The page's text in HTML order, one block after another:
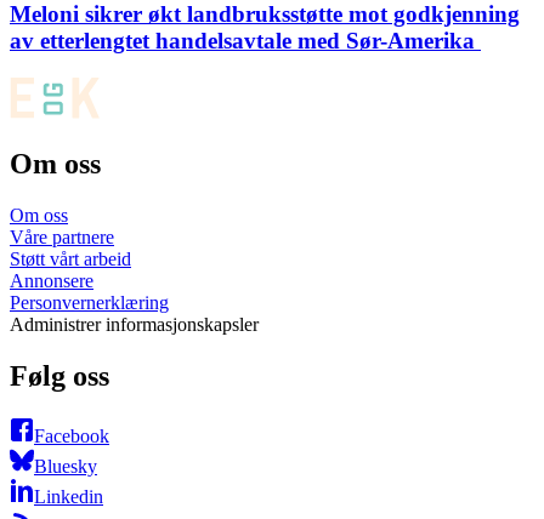
Meloni sikrer økt landbruksstøtte mot godkjenning
av etterlengtet handelsavtale med Sør-Amerika
Om oss
Om oss
Våre partnere
Støtt vårt arbeid
Annonsere
Personvernerklæring
Administrer informasjonskapsler
Følg oss
Facebook
Bluesky
Linkedin